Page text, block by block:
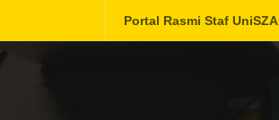
Portal Rasmi Staf UniSZA